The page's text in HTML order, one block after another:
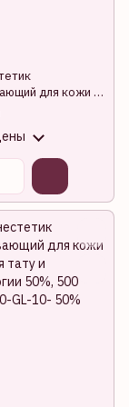
для кожи J-
и косметологии